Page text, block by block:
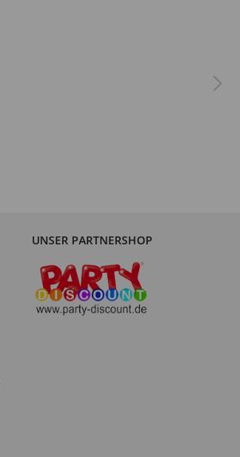
UNSER PARTNERSHOP